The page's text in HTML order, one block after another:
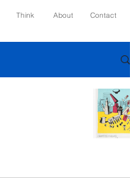
Think About Contact